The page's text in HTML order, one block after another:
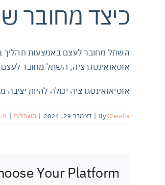
כיצד מחובר
השתל מחובר לעצם באמצעות תהליך
אוסאואינטגרציה, השתל מחובר
אוסיאואינטגרציה יכולה להיות
ByClaudia
| דצמבר 29, 2024 | השתלות | 0 תגובות
Your Platform!